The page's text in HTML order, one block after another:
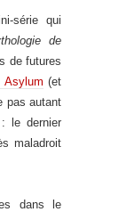
série qui
de
de futures
Asylum (et
pas autant
le dernier
maladroit
dans le